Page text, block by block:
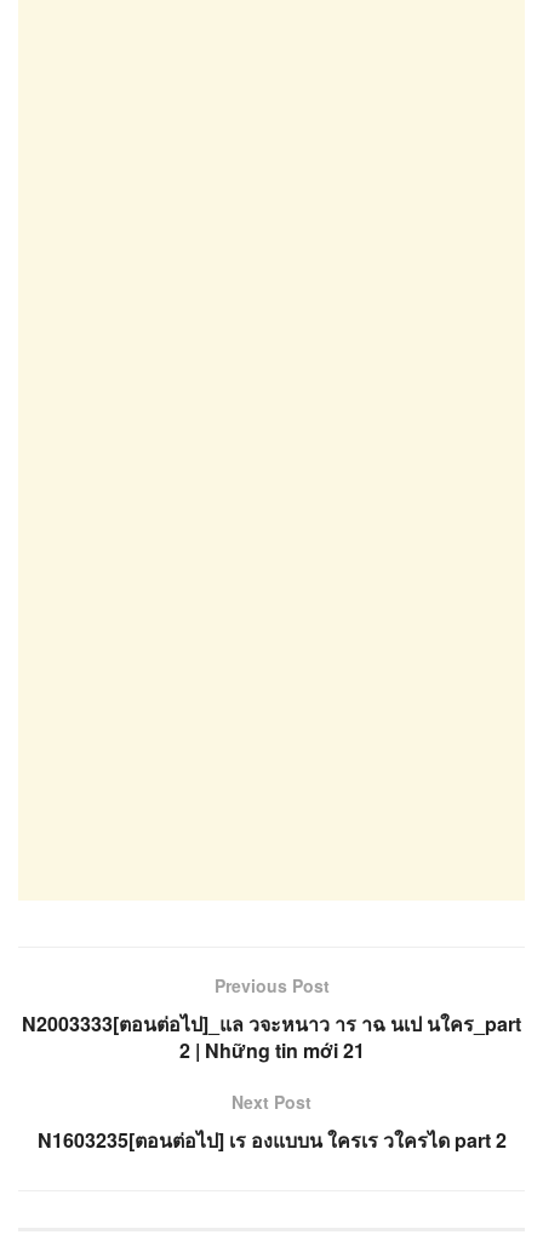
Previous Post
N2003333[ตอนต่อไป]_แล วจะหนาว าร าฉ นเป นใคร_part
2 | Những tin mới 21
Next Post
N1603235[ตอนต่อไป] เร องแบบน ใครเร วใครได part 2